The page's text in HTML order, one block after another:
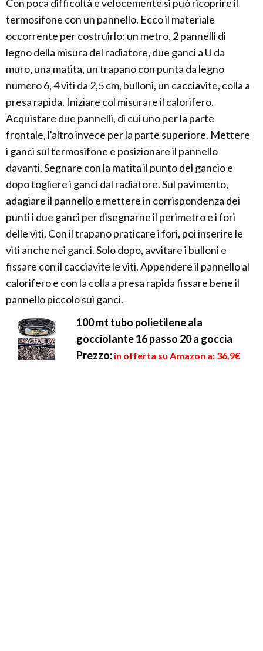
Con poca difficoltà e velocemente si può ricoprire il
termosifone con un pannello. Ecco il materiale
occorrente per costruirlo: un metro, 2 pannelli di
legno della misura del radiatore, due ganci a U da
muro, una matita, un trapano con punta da legno
numero 6, 4 viti da 2,5 cm, bulloni, un cacciavite, colla a
presa rapida. Iniziare col misurare il calorifero.
Acquistare due pannelli, di cui uno per la parte
frontale, l'altro invece per la parte superiore. Mettere
i ganci sul termosifone e posizionare il pannello
davanti. Segnare con la matita il punto del gancio e
dopo togliere i ganci dal radiatore. Sul pavimento,
adagiare il pannello e mettere in corrispondenza dei
punti i due ganci per disegnarne il perimetro e i fori
delle viti. Con il trapano praticare i fori, poi inserire le
viti anche nei ganci. Solo dopo, avvitare i bulloni e
fissare con il cacciavite le viti. Appendere il pannello al
calorifero e con la colla a presa rapida fissare bene il
pannello piccolo sui ganci.
100 mt tubo polietilene ala
gocciolante 16 passo 20 a goccia
Prezzo: in offerta su Amazon a: 36,9€